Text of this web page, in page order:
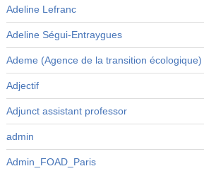
Adeline Lefranc
Adeline Ségui-Entraygues
Ademe (Agence de la transition écologique)
Adjectif
Adjunct assistant professor
admin
Admin_FOAD_Paris